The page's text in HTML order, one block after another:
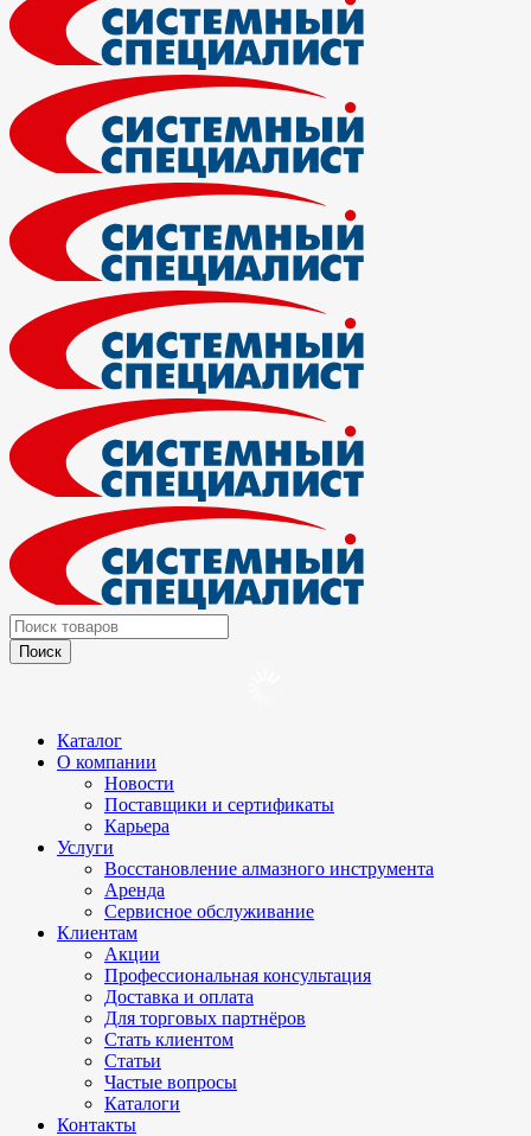
Каталог
О компании
Новости
Поставщики и сертификаты
Карьера
Услуги
Восстановление алмазного инструмента
Аренда
Сервисное обслуживание
Клиентам
Акции
Профессиональная консультация
Доставка и оплата
Для торговых партнёров
Стать клиентом
Статьи
Частые вопросы
Каталоги
Контакты